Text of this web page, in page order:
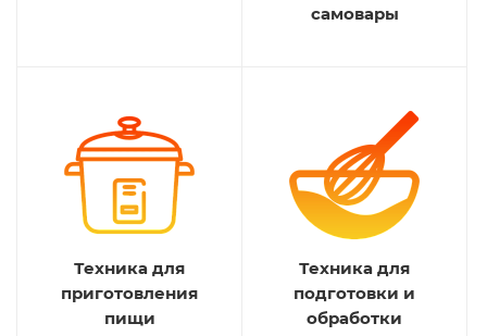
самовары
Техника для
приготовления
пищи
Техника для
подготовки и
обработки